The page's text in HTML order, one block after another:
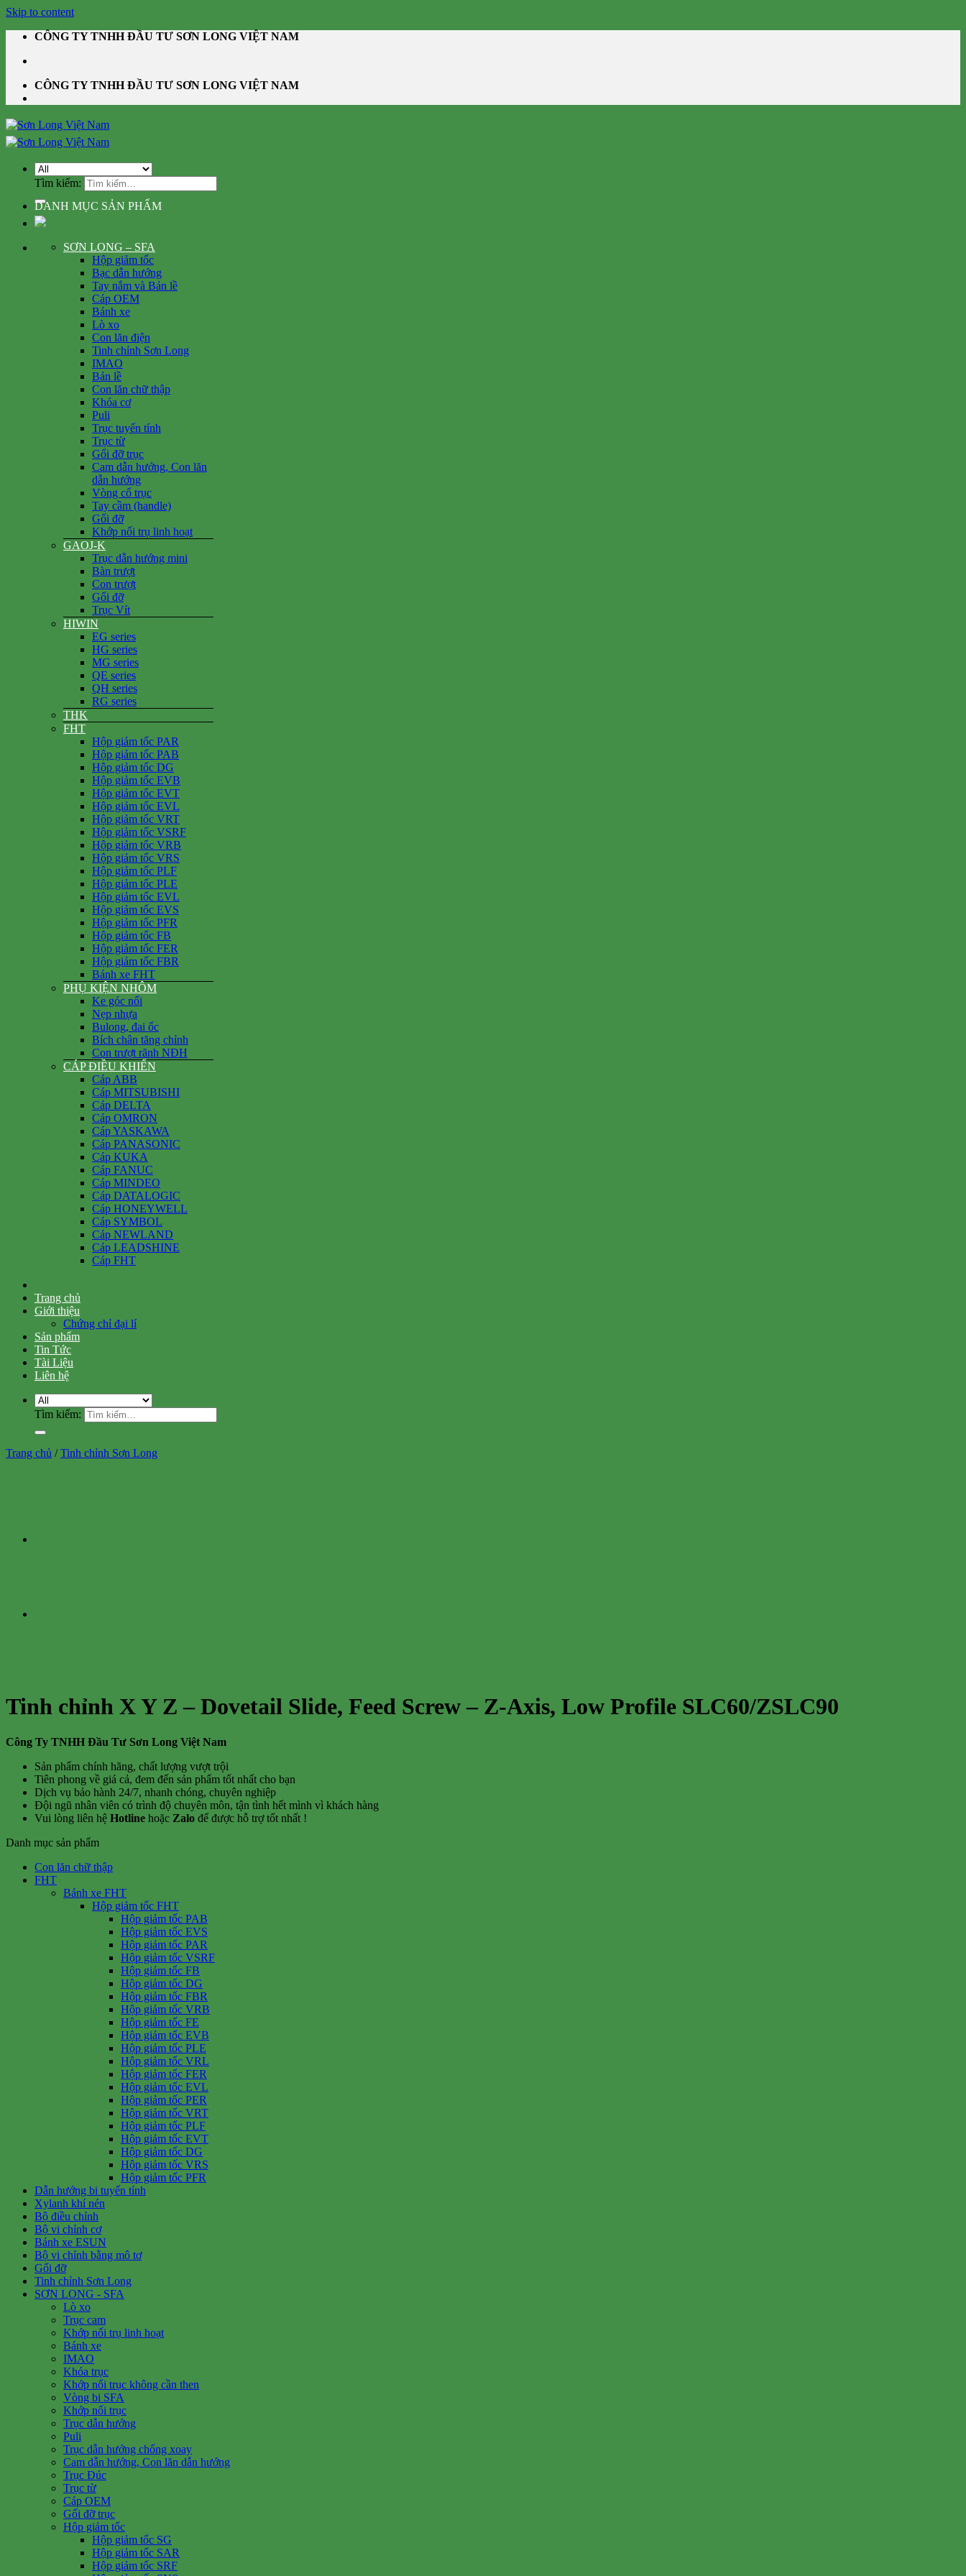
Skip to content
CÔNG TY TNHH ĐẦU TƯ SƠN LONG VIỆT NAM
CÔNG TY TNHH ĐẦU TƯ SƠN LONG VIỆT NAM
Tìm kiếm:
DANH MỤC SẢN PHẨM
SƠN LONG – SFA
Hộp giảm tốc
Bạc dẫn hướng
Tay nắm và Bản lề
Cáp OEM
Bánh xe
Lò xo
Con lăn điện
Tinh chỉnh Sơn Long
IMAO
Bản lề
Con lăn chữ thập
Khóa cơ
Puli
Trục tuyến tính
Trục từ
Gối đỡ trục
Cam dẫn hướng, Con lăn
dẫn hướng
Vòng cổ trục
Tay cầm (handle)
Gối đỡ
Khớp nối trụ linh hoạt
GAOJ-K
Trục dẫn hướng mini
Bàn trượt
Con trượt
Gối đỡ
Trục Vít
HIWIN
EG series
HG series
MG series
QE series
QH series
RG series
THK
FHT
Hộp giảm tốc PAR
Hộp giảm tốc PAB
Hộp giảm tốc DG
Hộp giảm tốc EVB
Hộp giảm tốc EVT
Hộp giảm tốc EVL
Hộp giảm tốc VRT
Hộp giảm tốc VSRF
Hộp giảm tốc VRB
Hộp giảm tốc VRS
Hộp giảm tốc PLF
Hộp giảm tốc PLE
Hộp giảm tốc EVL
Hộp giảm tốc EVS
Hộp giảm tốc PFR
Hộp giảm tốc FB
Hộp giảm tốc FER
Hộp giảm tốc FBR
Bánh xe FHT
PHỤ KIỆN NHÔM
Ke góc nổi
Nẹp nhựa
Bulong, đai ốc
Bích chân tăng chỉnh
Con trượt rãnh NĐH
CÁP ĐIỀU KHIỂN
Cáp ABB
Cáp MITSUBISHI
Cáp DELTA
Cáp OMRON
Cáp YASKAWA
Cáp PANASONIC
Cáp KUKA
Cáp FANUC
Cáp MINDEO
Cáp DATALOGIC
Cáp HONEYWELL
Cáp SYMBOL
Cáp NEWLAND
Cáp LEADSHINE
Cáp FHT
Trang chủ
Giới thiệu
Chứng chỉ đại lí
Sản phẩm
Tin Tức
Tài Liệu
Liên hệ
Tìm kiếm:
Trang chủ / Tinh chỉnh Sơn Long
Tinh chỉnh X Y Z – Dovetail Slide, Feed Screw – Z-Axis, Low Profile SLC60/ZSLC90
Công Ty TNHH Đầu Tư Sơn Long Việt Nam
Sản phẩm chính hãng, chất lượng vượt trội
Tiên phong về giá cả, đem đến sản phẩm tốt nhất cho bạn
Dịch vụ bảo hành 24/7, nhanh chóng, chuyên nghiệp
Đội ngũ nhân viên có trình độ chuyên môn, tận tình hết mình vì khách hàng
Vui lòng liên hệ Hotline hoặc Zalo để được hỗ trợ tốt nhất !
Danh mục sản phẩm
Con lăn chữ thập
FHT
Bánh xe FHT
Hộp giảm tốc FHT
Hộp giảm tốc PAB
Hộp giảm tốc EVS
Hộp giảm tốc PAR
Hộp giảm tốc VSRF
Hộp giảm tốc FB
Hộp giảm tốc DG
Hộp giảm tốc FBR
Hộp giảm tốc VRB
Hộp giảm tốc FE
Hộp giảm tốc EVB
Hộp giảm tốc PLE
Hộp giảm tốc VRL
Hộp giảm tốc FER
Hộp giảm tốc EVL
Hộp giảm tốc PER
Hộp giảm tốc VRT
Hộp giảm tốc PLF
Hộp giảm tốc EVT
Hộp giảm tốc DG
Hộp giảm tốc VRS
Hộp giảm tốc PFR
Dẫn hướng bi tuyến tính
Xylanh khí nén
Bộ điều chỉnh
Bộ vi chỉnh cơ
Bánh xe ESUN
Bộ vi chỉnh bằng mô tơ
Gối đỡ
Tinh chỉnh Sơn Long
SƠN LONG - SFA
Lò xo
Trục cam
Khớp nối trụ linh hoạt
Bánh xe
IMAO
Khóa trục
Khớp nối trục không cần then
Vòng bi SFA
Khớp nối trục
Trục dẫn hướng
Puli
Trục dẫn hướng chống xoay
Cam dẫn hướng, Con lăn dẫn hướng
Trục Đúc
Trục từ
Cáp OEM
Gối đỡ trục
Hộp giảm tốc
Hộp giảm tốc SG
Hộp giảm tốc SAR
Hộp giảm tốc SRF